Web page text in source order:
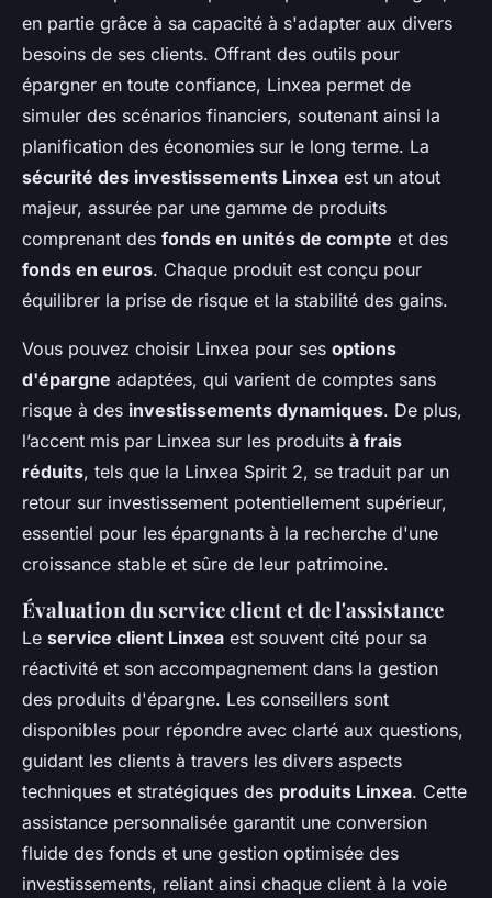
en partie grâce à sa capacité à s'adapter aux divers
besoins de ses clients. Offrant des outils pour
épargner en toute confiance, Linxea permet de
simuler des scénarios financiers, soutenant ainsi la
planification des économies sur le long terme. La
sécurité des investissements Linxea est un atout
majeur, assurée par une gamme de produits
comprenant des fonds en unités de compte et des
fonds en euros. Chaque produit est conçu pour
équilibrer la prise de risque et la stabilité des gains.
Vous pouvez choisir Linxea pour ses options
d'épargne adaptées, qui varient de comptes sans
risque à des investissements dynamiques. De plus,
l’accent mis par Linxea sur les produits à frais
réduits, tels que la Linxea Spirit 2, se traduit par un
retour sur investissement potentiellement supérieur,
essentiel pour les épargnants à la recherche d'une
croissance stable et sûre de leur patrimoine.
Évaluation du service client et de l'assistance
Le service client Linxea est souvent cité pour sa
réactivité et son accompagnement dans la gestion
des produits d'épargne. Les conseillers sont
disponibles pour répondre avec clarté aux questions,
guidant les clients à travers les divers aspects
techniques et stratégiques des produits Linxea. Cette
assistance personnalisée garantit une conversion
fluide des fonds et une gestion optimisée des
investissements, reliant ainsi chaque client à la voie